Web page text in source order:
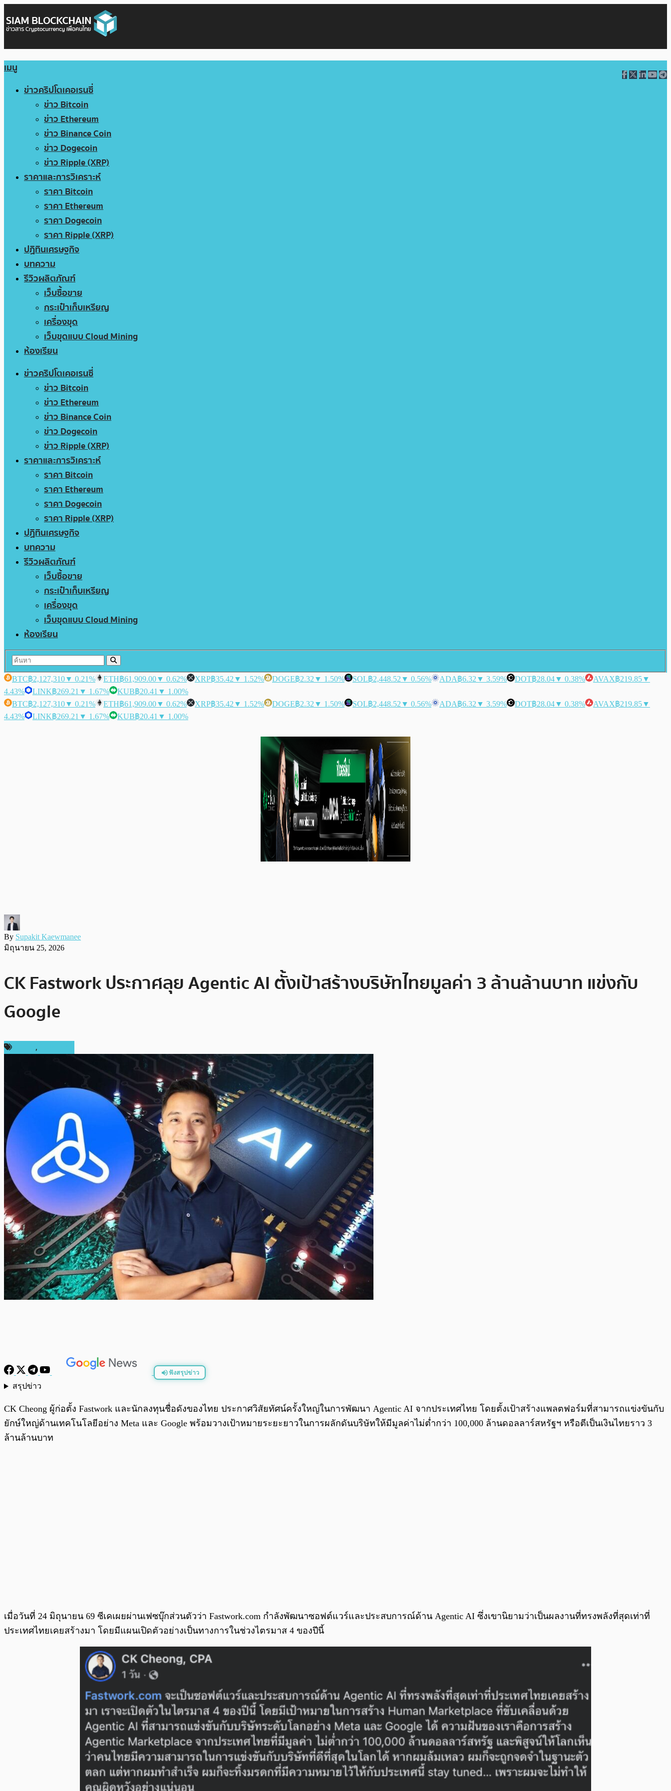
เมนู
ข่าวคริปโตเคอเรนซี่
ข่าว Bitcoin
ข่าว Ethereum
ข่าว Binance Coin
ข่าว Dogecoin
ข่าว Ripple (XRP)
ราคาและการวิเคราะห์
ราคา Bitcoin
ราคา Ethereum
ราคา Dogecoin
ราคา Ripple (XRP)
ปฏิทินเศรษฐกิจ
บทความ
รีวิวผลิตภัณฑ์
เว็บซื้อขาย
กระเป๋าเก็บเหรียญ
เครื่องขุด
เว็บขุดแบบ Cloud Mining
ห้องเรียน
ข่าวคริปโตเคอเรนซี่
ข่าว Bitcoin
ข่าว Ethereum
ข่าว Binance Coin
ข่าว Dogecoin
ข่าว Ripple (XRP)
ราคาและการวิเคราะห์
ราคา Bitcoin
ราคา Ethereum
ราคา Dogecoin
ราคา Ripple (XRP)
ปฏิทินเศรษฐกิจ
บทความ
รีวิวผลิตภัณฑ์
เว็บซื้อขาย
กระเป๋าเก็บเหรียญ
เครื่องขุด
เว็บขุดแบบ Cloud Mining
ห้องเรียน
BTC฿2,127,310▼ 0.21% ETH฿61,909.00▼ 0.62% XRP฿35.42 ▼ 1.52% DOGE฿2.32 ▼ 1.50% SOL฿2,448.52 ▼ 0.56% ADA฿6.32 ▼ 3.59% DOT฿28.04▼ 0.38% AVAX฿219.85▼
4.43%
LINK฿269.21 ▼ 1.67% KUB฿20.41 ▼ 1.00%
BTC฿2,127,310▼ 0.21% ETH฿61,909.00▼ 0.62% XRP฿35.42 ▼ 1.52% DOGE฿2.32 ▼ 1.50% SOL฿2,448.52 ▼ 0.56% ADA฿6.32 ▼ 3.59% DOT฿28.04▼ 0.38% AVAX฿219.85▼
4.43%
LINK฿269.21 ▼ 1.67% KUB฿20.41 ▼ 1.00%
By Supakit Kaewmanee
มิถุนายน 25, 2026
CK Fastwork ประกาศลุย Agentic AI ตั้งเป้าสร้างบริษัทไทยมูลค่า 3 ล้านล้านบาท แข่งกับ
Google
,
ฟังสรุปข่าว
สรุปข่าว
CK Cheong ผู้ก่อตั้ง Fastwork และนักลงทุนชื่อดังของไทย ประกาศวิสัยทัศน์ครั้งใหญ่ในการพัฒนา Agentic AI จากประเทศไทย โดยตั้งเป้าสร้างแพลตฟอร์มที่สามารถแข่งขันกับ
ยักษ์ใหญ่ด้านเทคโนโลยีอย่าง Meta และ Google พร้อมวางเป้าหมายระยะยาวในการผลักดันบริษัทให้มีมูลค่าไม่ต่ำกว่า 100,000 ล้านดอลลาร์สหรัฐฯ หรือตีเป็นเงินไทยราว 3
ล้านล้านบาท
เมื่อวันที่ 24 มิถุนายน 69 ซีเคเผยผ่านเฟซบุ๊กส่วนตัวว่า Fastwork.com กำลังพัฒนาซอฟต์แวร์และประสบการณ์ด้าน Agentic AI ซึ่งเขานิยามว่าเป็นผลงานที่ทรงพลังที่สุดเท่าที่
ประเทศไทยเคยสร้างมา โดยมีแผนเปิดตัวอย่างเป็นทางการในช่วงไตรมาส 4 ของปีนี้